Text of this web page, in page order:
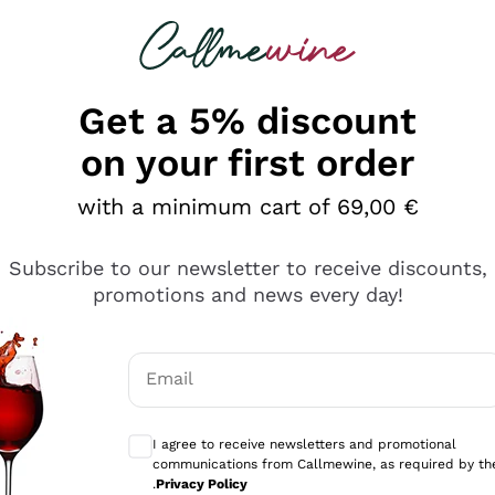
looking for
è male ma secondo me ci sono alternative che
Get a 5% discount
on your first order
with a minimum cart of 69,00 €
Subscribe to our newsletter to receive discounts,
promotions and news every day!
Email
I agree to receive newsletters and promotional
communications from Callmewine, as required by
.Privacy Policy